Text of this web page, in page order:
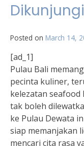
Dikunjungi
Posted on March 14,
[ad_1]
Pulau Bali
pecinta kuliner,
kelezatan
tak boleh
ke Pulau Dewata
siap memanjakan
mencari cita rasa